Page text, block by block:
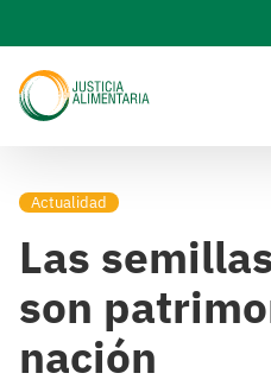
to
content
Actualidad
Las
son
nación